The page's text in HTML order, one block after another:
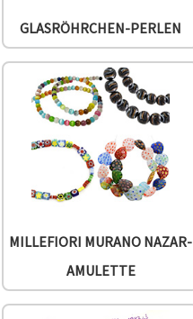
GLASRÖHRCHEN-PERLEN
MILLEFIORI MURANO NAZAR-
AMULETTE